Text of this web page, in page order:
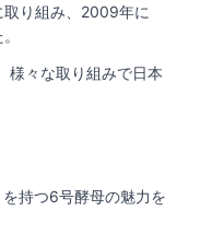
取り組み、2009年に
様々な取り組みで日本
持つ6号酵母の魅力を